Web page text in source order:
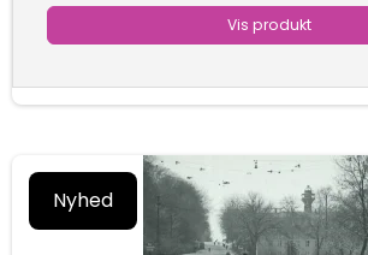
Vis produkt
Nyhed